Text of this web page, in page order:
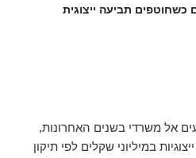
תביעה ייצוגית
אל משרדי בשנים האחרונות,
במיליוני שקלים לפי תיקון